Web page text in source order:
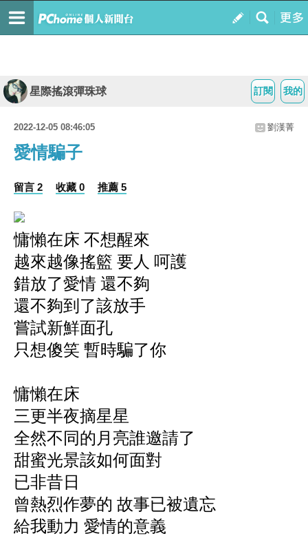
我的
訂閱
星際搖滾彈珠球
2022-12-05 08:46:05 劉漢菁
愛情騙子
留言 2 收藏 0 推薦 5
慵懶在床 不想醒來
越來越像搖籃 要人 呵護
錯放了愛情 還不夠
還不夠到了該放手
嘗試新鮮面孔
只想傻笑 暫時騙了你
慵懶在床
三更半夜摘星星
全然不同的月亮誰邀請了
甜蜜光景該如何面對
已非昔日
曾熱烈作夢的 故事已被遺忘
給我動力 愛情的意義